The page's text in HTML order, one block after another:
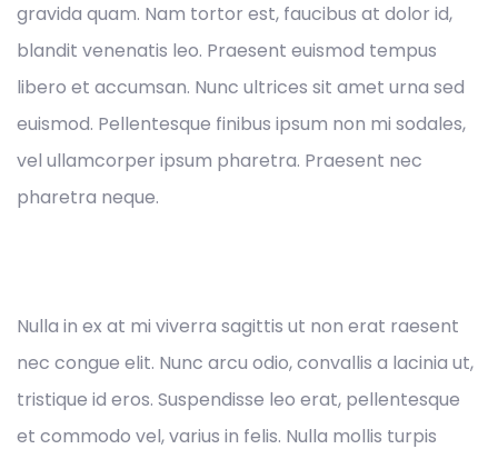
gravida quam. Nam tortor est, faucibus at dolor id,
blandit venenatis leo. Praesent euismod tempus
libero et accumsan. Nunc ultrices sit amet urna sed
euismod. Pellentesque finibus ipsum non mi sodales,
vel ullamcorper ipsum pharetra. Praesent nec
pharetra neque.
Nulla in ex at mi viverra sagittis ut non erat raesent
nec congue elit. Nunc arcu odio, convallis a lacinia ut,
tristique id eros. Suspendisse leo erat, pellentesque
et commodo vel, varius in felis. Nulla mollis turpis